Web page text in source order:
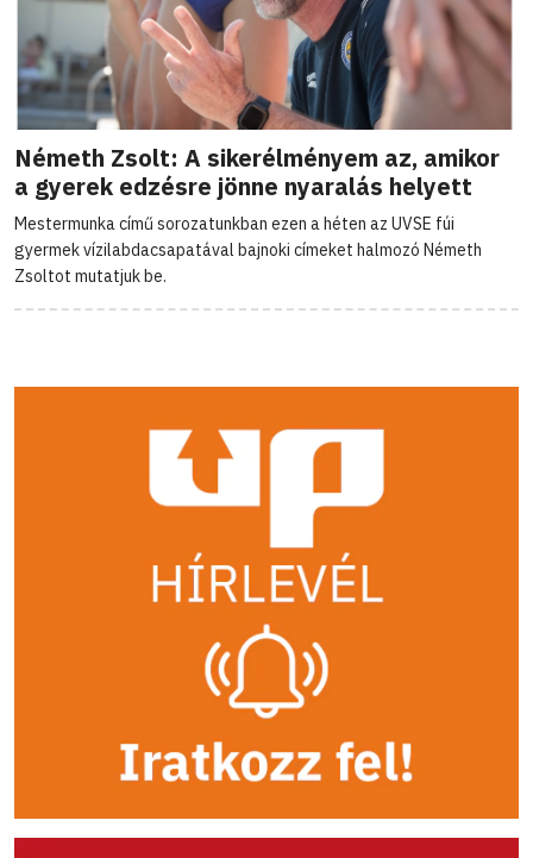
Németh Zsolt: A sikerélményem az, amikor
a gyerek edzésre jönne nyaralás helyett
Mestermunka című sorozatunkban ezen a héten az UVSE fúi
gyermek vízilabdacsapatával bajnoki címeket halmozó Németh
Zsoltot mutatjuk be.